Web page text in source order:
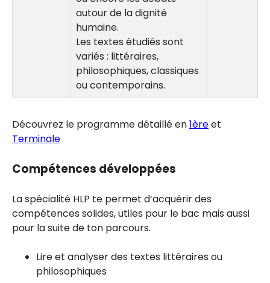
autour de la dignité
humaine.
Les textes étudiés sont
variés : littéraires,
philosophiques, classiques
ou contemporains.
Découvrez le programme détaillé en1èreet
Terminale
Compétences développées
La spécialité HLP te permet d’acquérir des
compétences solides, utiles pour le bac mais aussi
pour la suite de ton parcours.
Lire et analyser des textes littéraires ou
philosophiques